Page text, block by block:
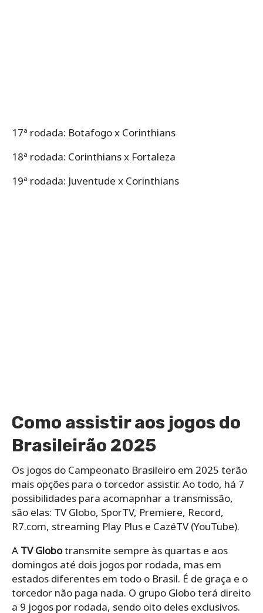
17ª rodada: Botafogo x Corinthians
18ª rodada: Corinthians x Fortaleza
19ª rodada: Juventude x Corinthians
Como assistir aos jogos do
Brasileirão 2025
Os jogos do Campeonato Brasileiro em 2025 terão
mais opções para o torcedor assistir. Ao todo, há 7
possibilidades para acomapnhar a transmissão,
são elas: TV Globo, SporTV, Premiere, Record,
R7.com, streaming Play Plus e CazéTV (YouTube).
A TV Globotransmite sempre às quartas e aos
domingos até dois jogos por rodada, mas em
estados diferentes em todo o Brasil. É de graça e o
torcedor não paga nada. O grupo Globo terá direito
a 9 jogos por rodada, sendo oito deles exclusivos.